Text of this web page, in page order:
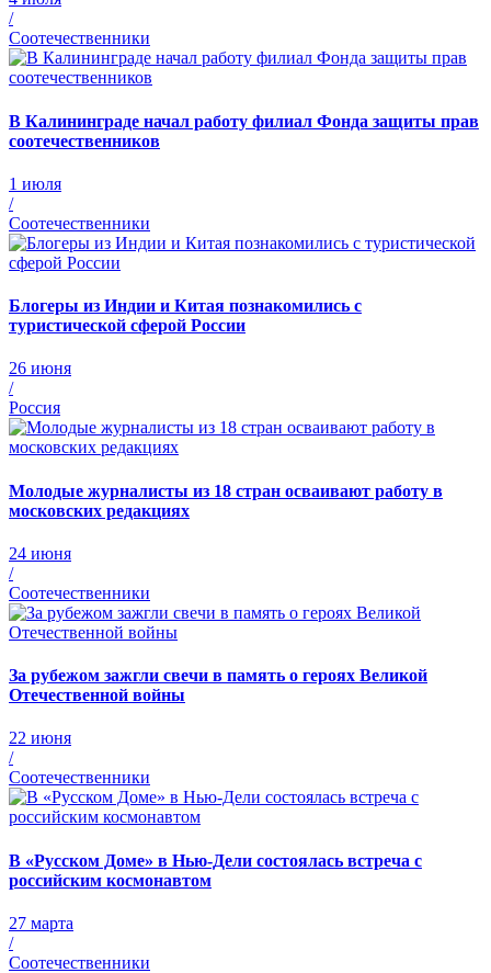
/
Соотечественники
В Калининграде начал работу филиал Фонда защиты прав
соотечественников
1 июля
/
Соотечественники
Блогеры из Индии и Китая познакомились с
туристической сферой России
26 июня
/
Россия
Молодые журналисты из 18 стран осваивают работу в
московских редакциях
24 июня
/
Соотечественники
За рубежом зажгли свечи в память о героях Великой
Отечественной войны
22 июня
/
Соотечественники
В «Русском Доме» в Нью-Дели состоялась встреча с
российским космонавтом
27 марта
/
Соотечественники